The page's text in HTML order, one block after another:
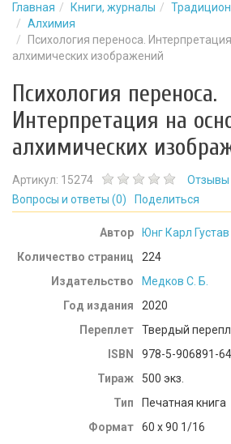
Главная Книги, журналы
Алхимия
Психология переноса.
алхимических изображений
Психология переноса.
Интерпретация на
алхимических
Артикул: 15274 Отзывы
Вопросы и ответы (0) Поделиться
Автор
Юнг Карл Густав
Количество страниц
224
Издательство
Медков С. Б.
Год издания
2020
Переплет
Твердый
ISBN
978-5-906891-
Тираж
500 экз.
Тип
Печатная книга
Формат
60 x 90 1/16